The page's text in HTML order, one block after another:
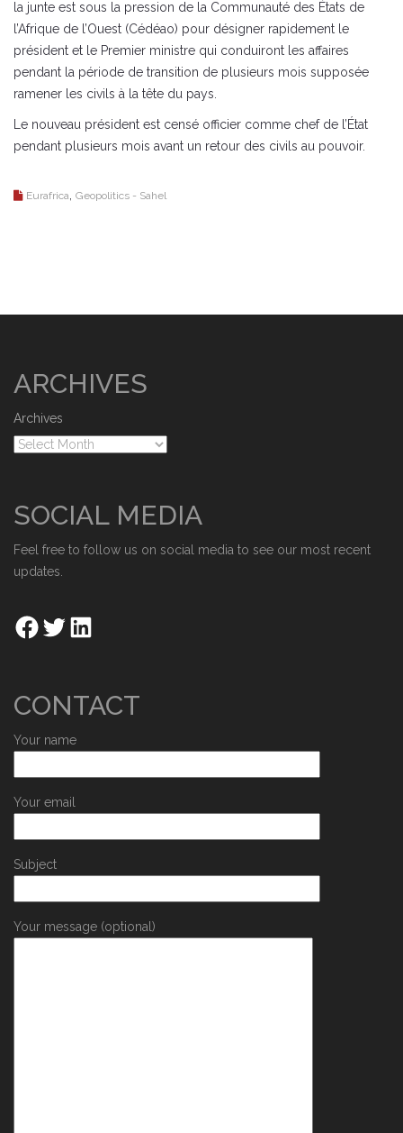
la junte est sous la pression de la Communauté des États de
l’Afrique de l’Ouest (Cédéao) pour désigner rapidement le
président et le Premier ministre qui conduiront les affaires
pendant la période de transition de plusieurs mois supposée
ramener les civils à la tête du pays.
Le nouveau président est censé officier comme chef de l’État
pendant plusieurs mois avant un retour des civils au pouvoir.
Eurafrica Geopolitics - Sahel
ARCHIVES
Archives
SOCIAL MEDIA
Feel free to follow us on social media to see our most recent
updates.
CONTACT
Your name
Your email
Subject
Your message (optional)